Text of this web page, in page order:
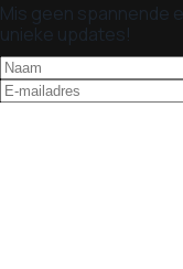
Mis geen spannende
unieke updates!